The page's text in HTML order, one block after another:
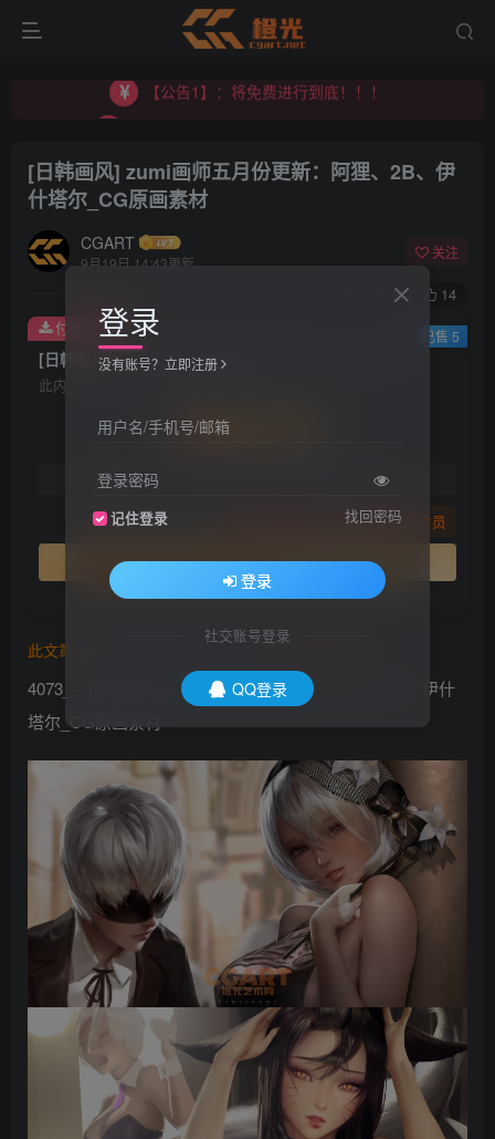
【公告2】：CGART 橙光艺术网 交流群
【公告2】：CGART 橙光艺术网 交流群
[日韩画风] zumi画师五月份更新：阿狸、2B、伊
什塔尔_CG原画素材
CGART
9月19日 14:43更新
关注
101 14
此内容为付费资源，请付费后查看
会员专属资源
黄金会员 免费
您暂无购买权限，请先开通会员
开通会员
付费资源 已售 5
此文章由 橙光艺术网(www.cgart.net)收集整理发布
4073_—[日韩画风] zumi画师五月份更新：阿狸、2B、伊什
塔尔_CG原画素材
登录
没有账号？立即注册
用户名/手机号/邮箱
登录密码
记住登录 找回密码
登录
社交账号登录
QQ登录